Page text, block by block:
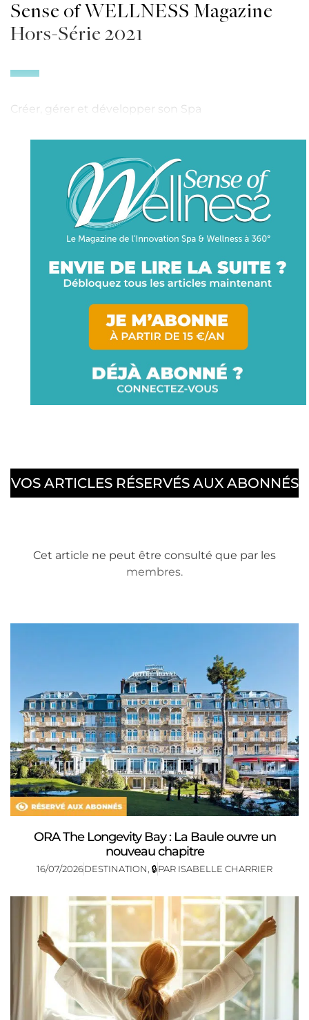
Sense of WELLNESS Magazine
Hors-Série 2021
Créer, gérer et développer son Spa
VOS ARTICLES RÉSERVÉS AUX ABONNÉS
Cet article ne peut être consulté que par les
membres.
ORA The Longevity Bay : La Baule ouvre un
nouveau chapitre
16/07/2026DESTINATION 🔒PAR ISABELLE CHARRIER